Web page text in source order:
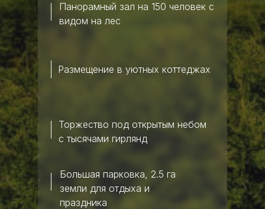
Панорамный зал на 150 человек с
видом на лес
Размещение в уютных коттеджах
Большая парковка, 2.5 га
земли для отдыха и
праздника
Торжество под открытым небом
с тысячами гирлянд